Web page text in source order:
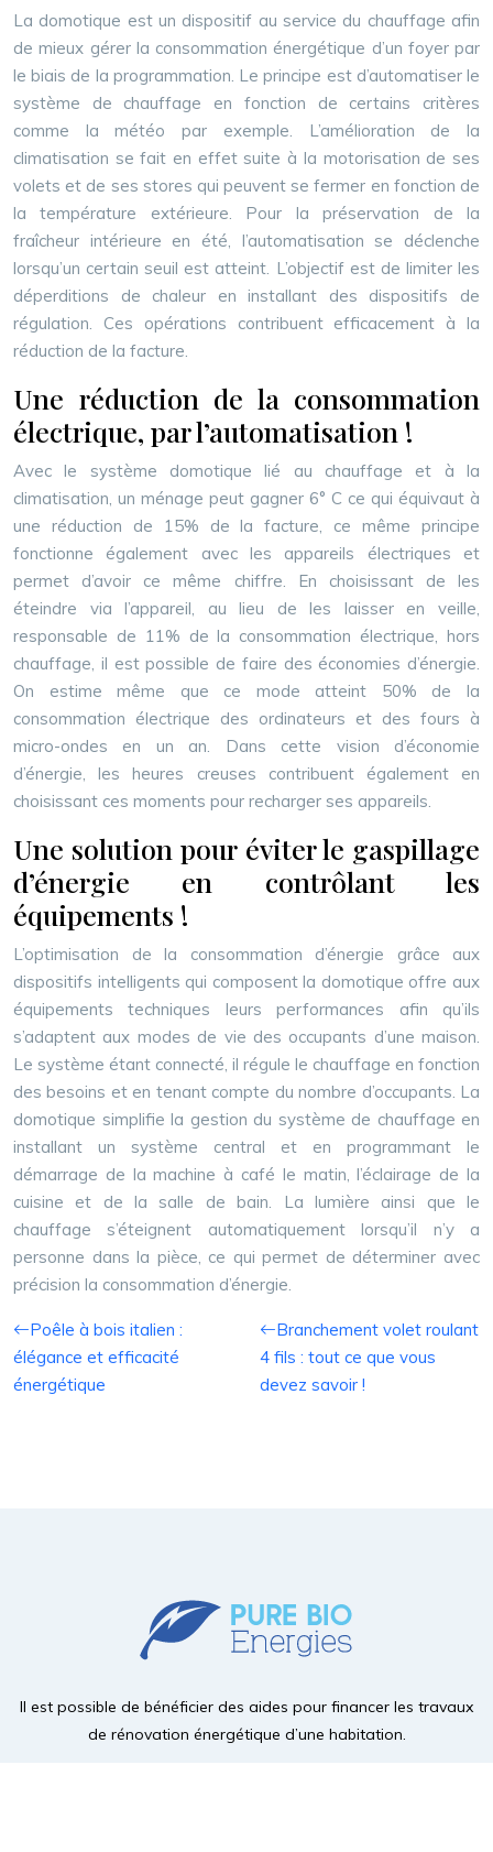
La domotique est un dispositif au service du chauffage afin
de mieux gérer la consommation énergétique d’un foyer par
le biais de la programmation. Le principe est d’automatiser le
système de chauffage en fonction de certains critères
comme la météo par exemple. L’amélioration de la
climatisation se fait en effet suite à la motorisation de ses
volets et de ses stores qui peuvent se fermer en fonction de
la température extérieure. Pour la préservation de la
fraîcheur intérieure en été, l’automatisation se déclenche
lorsqu’un certain seuil est atteint. L’objectif est de limiter les
déperditions de chaleur en installant des dispositifs de
régulation. Ces opérations contribuent efficacement à la
réduction de la facture.
Une réduction de la consommation
électrique, par l’automatisation !
Avec le système domotique lié au chauffage et à la
climatisation, un ménage peut gagner 6° C ce qui équivaut à
une réduction de 15% de la facture, ce même principe
fonctionne également avec les appareils électriques et
permet d’avoir ce même chiffre. En choisissant de les
éteindre via l’appareil, au lieu de les laisser en veille,
responsable de 11% de la consommation électrique, hors
chauffage, il est possible de faire des économies d’énergie.
On estime même que ce mode atteint 50% de la
consommation électrique des ordinateurs et des fours à
micro-ondes en un an. Dans cette vision d’économie
d’énergie, les heures creuses contribuent également en
choisissant ces moments pour recharger ses appareils.
Une solution pour éviter le gaspillage
d’énergie en contrôlant les
équipements !
L’optimisation de la consommation d’énergie grâce aux
dispositifs intelligents qui composent la domotique offre aux
équipements techniques leurs performances afin qu’ils
s’adaptent aux modes de vie des occupants d’une maison.
Le système étant connecté, il régule le chauffage en fonction
des besoins et en tenant compte du nombre d’occupants. La
domotique simplifie la gestion du système de chauffage en
installant un système central et en programmant le
démarrage de la machine à café le matin, l’éclairage de la
cuisine et de la salle de bain. La lumière ainsi que le
chauffage s’éteignent automatiquement lorsqu’il n’y a
personne dans la pièce, ce qui permet de déterminer avec
précision la consommation d’énergie.
Poêle à bois italien :
élégance et efficacité
énergétique
Branchement volet roulant
4 fils : tout ce que vous
devez savoir !
Il est possible de bénéficier des aides pour financer les travaux
de rénovation énergétique d’une habitation.